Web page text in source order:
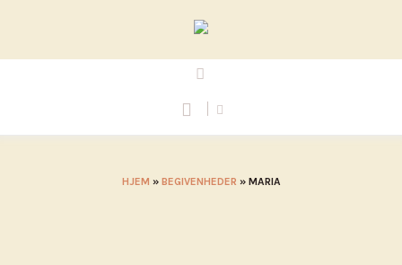
HJEM » BEGIVENHEDER » MARIA